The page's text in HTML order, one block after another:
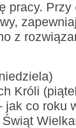
pracy. Przy
z
Króli
jak co roku